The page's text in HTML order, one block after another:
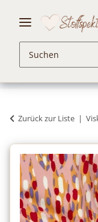
Zurück zur Liste